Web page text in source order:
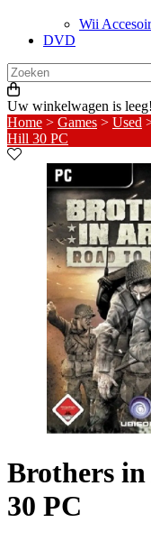
Wii
DVD
Uw winkelwagen is leeg!
Home > Games > Used
Hill 30 PC
Brothers
30 PC